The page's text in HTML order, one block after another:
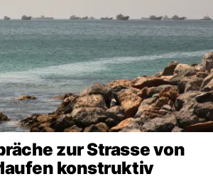
zur Strasse von
konstruktiv